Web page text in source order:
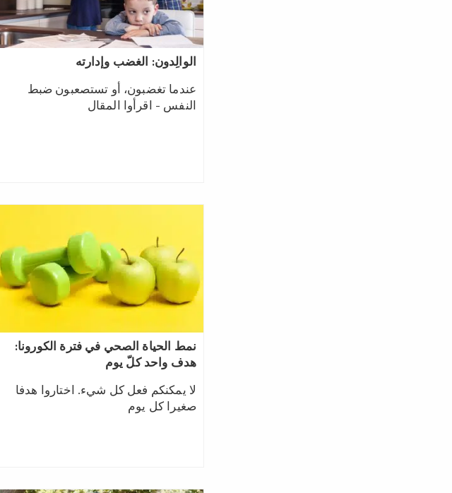
الوالِدون: الغضب وإدارته
عندما تغضبون، أو تستصعبون ضبط
النفس - اقرأوا المقال
نمط الحياة الصحي في فترة الكورونا:
هدف واحد كلّ يوم
لا يمكنكم فعل كل شيء. اختاروا هدفا
صغيرا كل يوم